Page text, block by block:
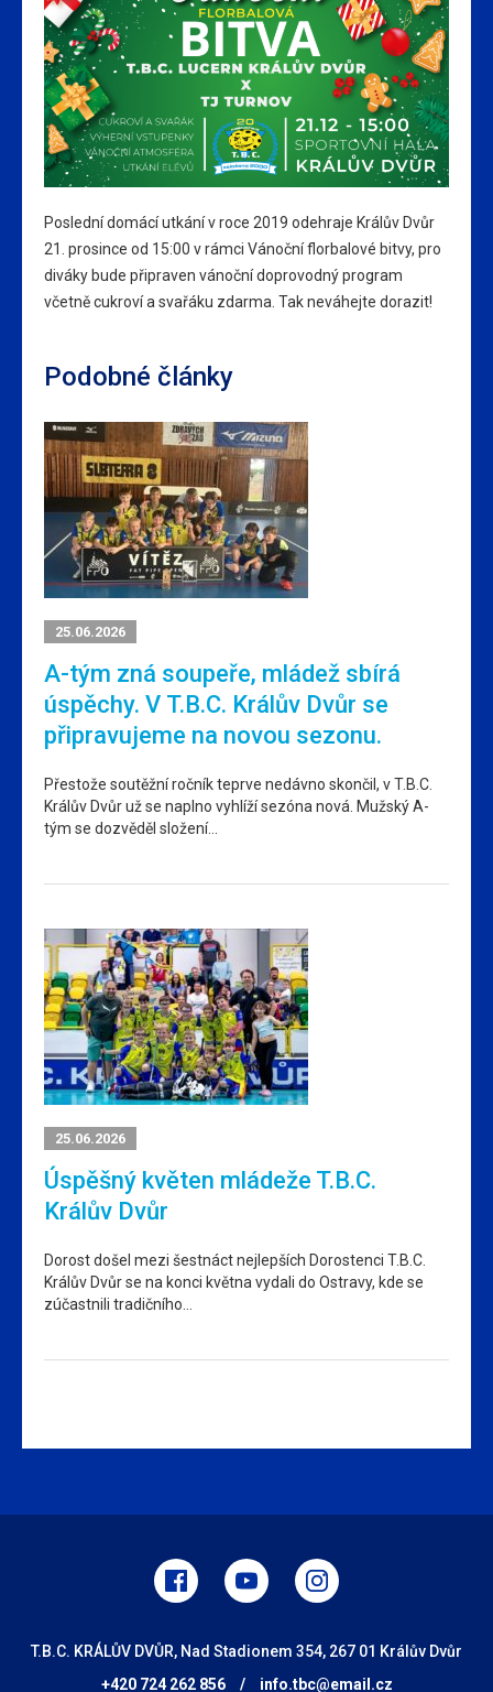
Poslední domácí utkání v roce 2019 odehraje Králův Dvůr
21. prosince od 15:00 v rámci Vánoční florbalové bitvy, pro
diváky bude připraven vánoční doprovodný program
včetně cukroví a svařáku zdarma. Tak neváhejte dorazit!
Podobné články
25.06.2026
A-tým zná soupeře, mládež sbírá
úspěchy. V T.B.C. Králův Dvůr se
připravujeme na novou sezonu.
Přestože soutěžní ročník teprve nedávno skončil, v T.B.C.
Králův Dvůr už se naplno vyhlíží sezóna nová. Mužský A-
tým se dozvěděl složení…
25.06.2026
Úspěšný květen mládeže T.B.C.
Králův Dvůr
Dorost došel mezi šestnáct nejlepších Dorostenci T.B.C.
Králův Dvůr se na konci května vydali do Ostravy, kde se
zúčastnili tradičního…
T.B.C. KRÁLŮV DVŮR, Nad Stadionem 354, 267 01 Králův Dvůr
+420 724 262 856
/ info.tbc@email.cz